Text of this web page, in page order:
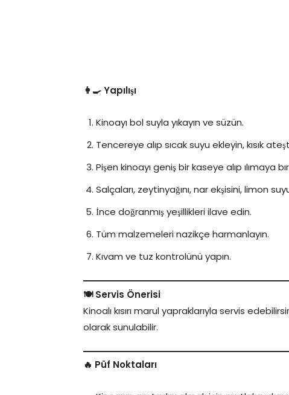
👩‍🍳 Yapılışı
Kinoayı bol suyla yıkayın ve süzün.
Tencereye alıp sıcak suyu ekleyin, kısık
Pişen kinoayı geniş bir kaseye alıp ılımaya
Salçaları, zeytinyağını, nar ekşisini, limon
İnce doğranmış yeşillikleri ilave edin.
Tüm malzemeleri nazikçe harmanlayın.
Kıvam ve tuz kontrolünü yapın.
🍽️ Servis Önerisi
Kinoalı kısırı marul yapraklarıyla servis
olarak sunulabilir.
🔥 Püf Noktaları